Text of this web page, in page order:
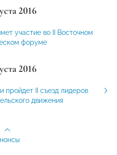
2016
участие во II Восточном
форуме
2016
пройдет II съезд лидеров
движения